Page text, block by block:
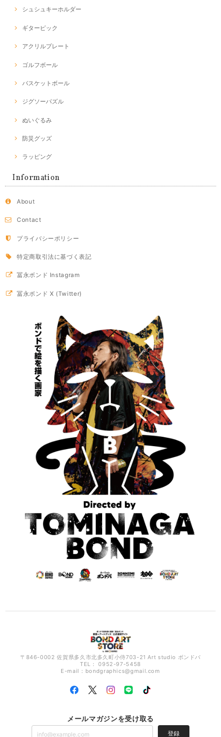
シュシュキーホルダー
ギターピック
アクリルプレート
ゴルフボール
バスケットボール
ジグソーパズル
ぬいぐるみ
防災グッズ
ラッピング
Information
About
Contact
プライバシーポリシー
特定商取引法に基づく表記
冨永ボンド Instagram
冨永ボンド X (Twitter)
〒846-0002 佐賀県多久市北多久町小侍703-21 Art studio ボンドバ
TEL： 0952-97-5458
E-mail： bondgraphics@gmail.com
メールマガジンを受け取る
登録